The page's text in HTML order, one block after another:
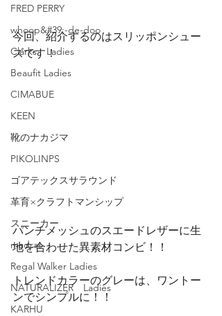
FRED PERRY
whoop&#39;-de-doo
Clarks Ladies
Beaufit Ladies
CIMABUE
KEEN
靴のナカジマ
PIKOLINPS
ゴアテックスサラウンド
革育×クラフトマンシップ
スニーカー
madras
Regal Walker Ladies
NATURALIZER Ladies
KARHU
今回、紹介するのはスリッポンシュー
ズです！
パンチメッシュのスエードレザーに生
地を合わせた異素材コンビ！！
トレンドカラーのグレーは、ワントー
ンでシンプルに！！